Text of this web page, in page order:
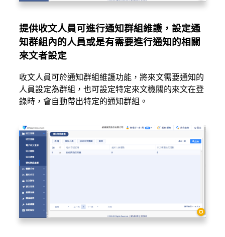
提供收文人員可進行通知群組維護，設定通
知群組內的人員或是有需要進行通知的相關
來文者設定
收文人員可於通知群組維護功能，將來文需要通知的
人員設定為群組，也可設定特定來文機關的來文在登
錄時，會自動帶出特定的通知群組。